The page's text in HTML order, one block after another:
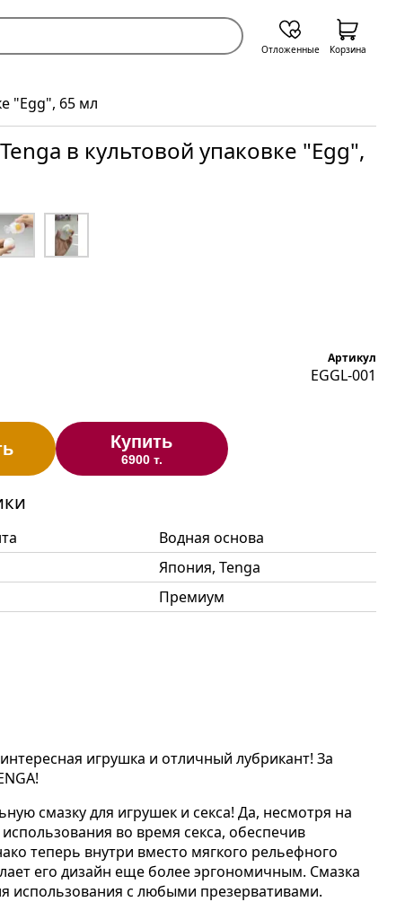
"Egg", 65 мл
в культовой упаковке "Egg",
Артикул
EGGL-001
Купить
6900 т.
Водная основа
Япония, Tenga
Премиум
игрушка и отличный лубрикант! За
смазку для игрушек и секса! Да, несмотря на
во время секса, обеспечив
теперь внутри вместо мягкого рельефного
его дизайн еще более эргономичным. Смазка
использования с любыми презервативами.
Отложенные Корзина